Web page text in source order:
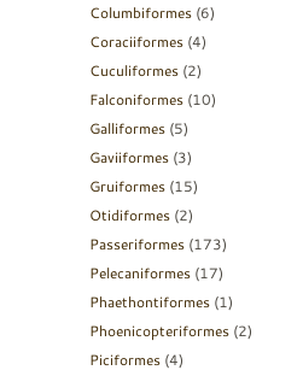
Columbiformes (6)
Coraciiformes (4)
Cuculiformes (2)
Falconiformes (10)
Galliformes (5)
Gaviiformes (3)
Gruiformes (15)
Otidiformes (2)
Passeriformes (173)
Pelecaniformes (17)
Phaethontiformes (1)
Phoenicopteriformes (2)
Piciformes (4)